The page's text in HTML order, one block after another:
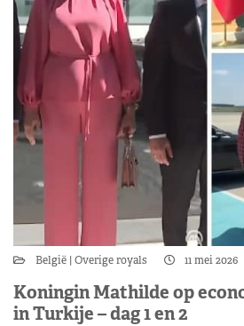
België Overige royals 11 mei 2026
Koningin Mathilde op
in Turkije – dag 1 en 2